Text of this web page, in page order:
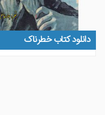
دانلود کتاب خطرناک